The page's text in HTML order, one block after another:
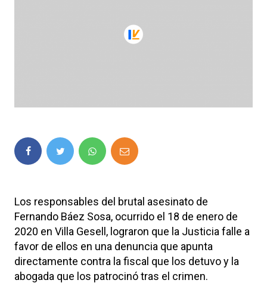
Los responsables del brutal asesinato de
Fernando Báez Sosa, ocurrido el 18 de enero de
2020 en Villa Gesell, lograron que la Justicia falle a
favor de ellos en una denuncia que apunta
directamente contra la fiscal que los detuvo y la
abogada que los patrocinó tras el crimen.